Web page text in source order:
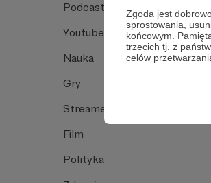
Zgoda jest
sprostowania,
końcowym.
trzecich tj. z
celów
Podcast
Youtube
Nauka
Gry
Streamerzy
Film
Polityka